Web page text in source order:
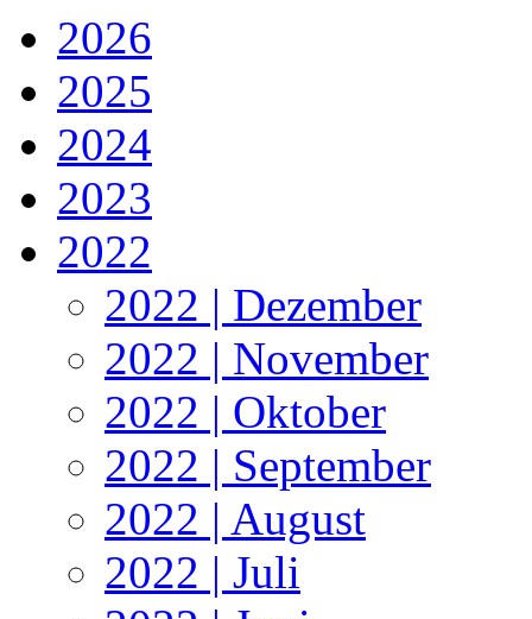
2026
2025
2024
2023
2022
2022 | Dezember
2022 | November
2022 | Oktober
2022 | September
2022 | August
2022 | Juli